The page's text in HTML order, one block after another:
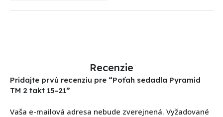
Recenzie
Pridajte prvú recenziu pre “Poťah sedadla Pyramid
TM 2 takt 15-21”
Vaša e-mailová adresa nebude zverejnená. Vyžadované